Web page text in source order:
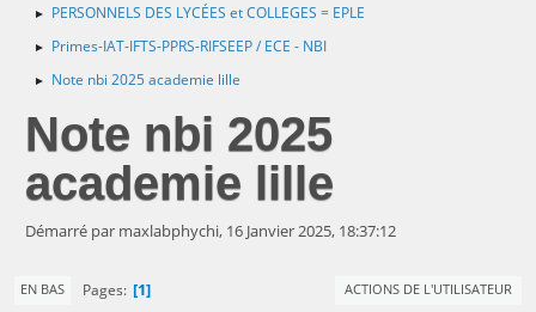
► PERSONNELS DES LYCÉES et COLLEGES = EPLE
► Primes-IAT-IFTS-PPRS-RIFSEEP / ECE - NBI
► Note nbi 2025 academie lille
Note nbi 2025
academie lille
Démarré par maxlabphychi, 16 Janvier 2025, 18:37:12
EN BAS Pages 1 ACTIONS DE L'UTILISATEUR